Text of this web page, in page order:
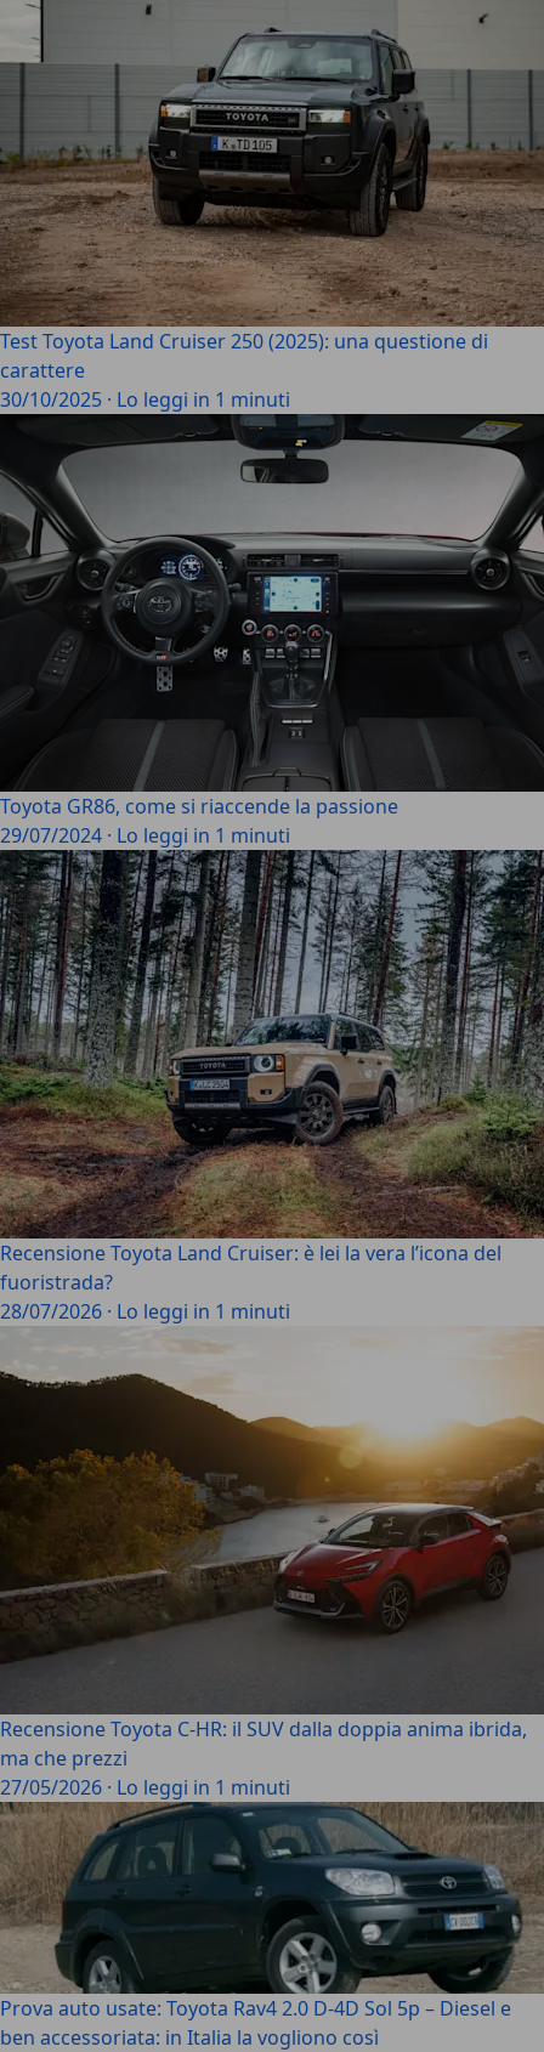
Test Toyota Land Cruiser 250 (2025): una questione di
carattere
30/10/2025 · Lo leggi in 1 minuti
Toyota GR86, come si riaccende la passione
29/07/2024 · Lo leggi in 1 minuti
Recensione Toyota Land Cruiser: è lei la vera l’icona del
fuoristrada?
28/07/2026 · Lo leggi in 1 minuti
Recensione Toyota C-HR: il SUV dalla doppia anima ibrida,
ma che prezzi
27/05/2026 · Lo leggi in 1 minuti
Prova auto usate: Toyota Rav4 2.0 D-4D Sol 5p – Diesel e
ben accessoriata: in Italia la vogliono così